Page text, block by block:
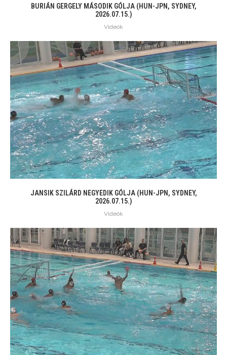
BURIÁN GERGELY MÁSODIK GÓLJA (HUN-JPN, SYDNEY,
2026.07.15.)
Videók
JANSIK SZILÁRD NEGYEDIK GÓLJA (HUN-JPN, SYDNEY,
2026.07.15.)
Videók